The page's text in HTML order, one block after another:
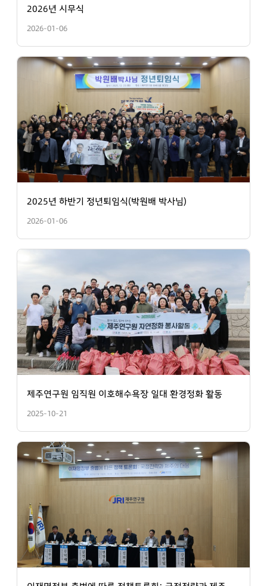
2026년 시무식
2026-01-06
2025년 하반기 정년퇴임식(박원배 박사님)
2026-01-06
제주연구원 임직원 이호해수욕장 일대 환경정화 활동
2025-10-21